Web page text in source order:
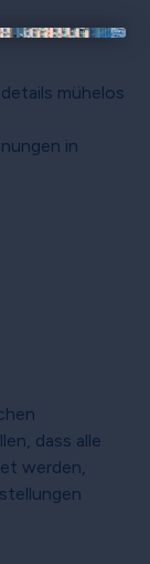
mühelos
in
dass alle
werden,